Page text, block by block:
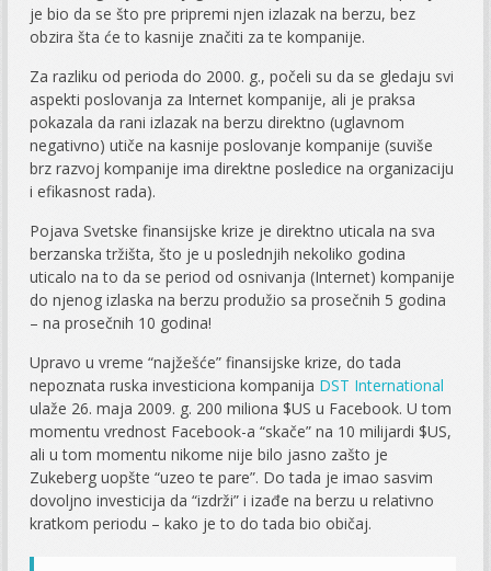
je bio da se što pre pripremi njen izlazak na berzu, bez
obzira šta će to kasnije značiti za te kompanije.
Za razliku od perioda do 2000. g., počeli su da se gledaju svi
aspekti poslovanja za Internet kompanije, ali je praksa
pokazala da rani izlazak na berzu direktno (uglavnom
negativno) utiče na kasnije poslovanje kompanije (suviše
brz razvoj kompanije ima direktne posledice na organizaciju
i efikasnost rada).
Pojava Svetske finansijske krize je direktno uticala na sva
berzanska tržišta, što je u poslednjih nekoliko godina
uticalo na to da se period od osnivanja (Internet) kompanije
do njenog izlaska na berzu produžio sa prosečnih 5 godina
– na prosečnih 10 godina!
Upravo u vreme “najžešće” finansijske krize, do tada
nepoznata ruska investiciona kompanija DST International
ulaže 26. maja 2009. g. 200 miliona $US u Facebook. U tom
momentu vrednost Facebook-a “skače” na 10 milijardi $US,
ali u tom momentu nikome nije bilo jasno zašto je
Zukeberg uopšte “uzeo te pare”. Do tada je imao sasvim
dovoljno investicija da “izdrži” i izađe na berzu u relativno
kratkom periodu – kako je to do tada bio običaj.